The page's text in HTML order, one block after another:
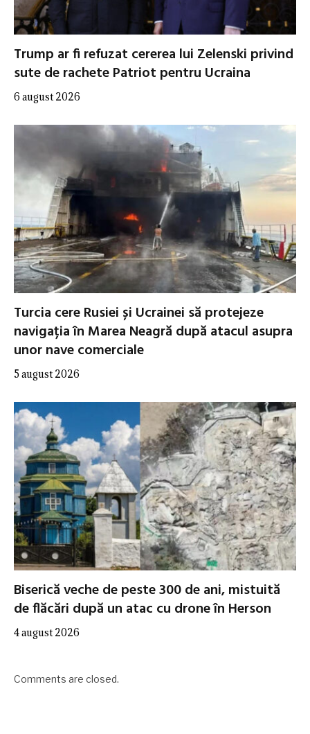
Trump ar fi refuzat cererea lui Zelenski privind
sute de rachete Patriot pentru Ucraina
6 august 2026
Turcia cere Rusiei și Ucrainei să protejeze
navigația în Marea Neagră după atacul asupra
unor nave comerciale
5 august 2026
Biserică veche de peste 300 de ani, mistuită
de flăcări după un atac cu drone în Herson
4 august 2026
Comments are closed.